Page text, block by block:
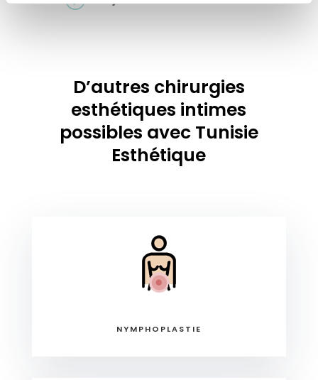
D’autres chirurgies
esthétiques intimes
possibles avec Tunisie
Esthétique
NYMPHOPLASTIE